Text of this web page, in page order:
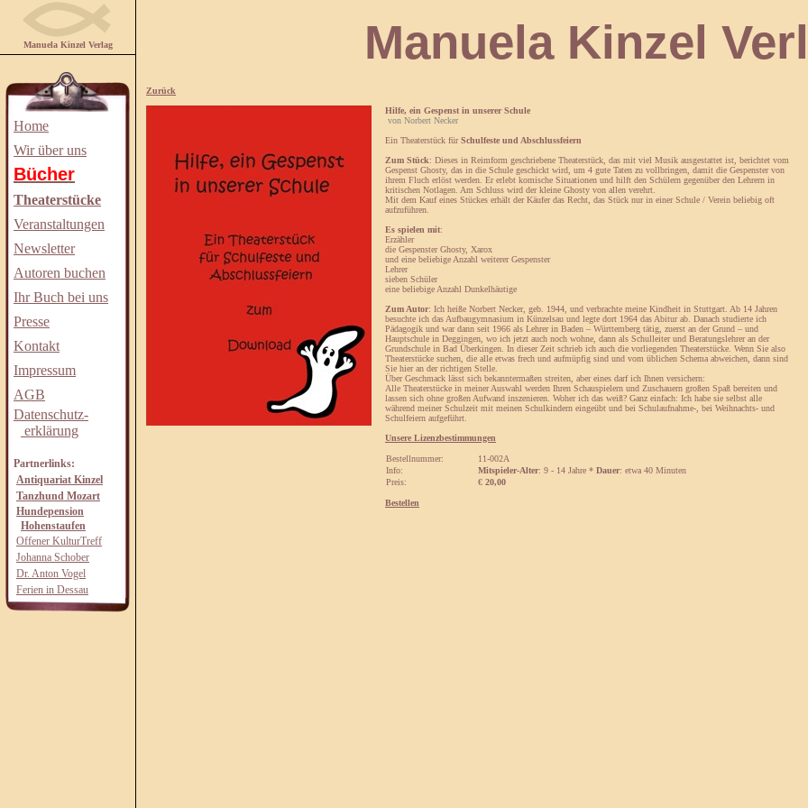
Manuela Kinzel Verlag
Home
Wir über uns
Bücher
Theaterstücke
Veranstaltungen
Newsletter
Autoren buchen
Ihr Buch bei uns
Presse
Kontakt
Impressum
AGB
Datenschutz-
erklärung
Partnerlinks:
Antiquariat Kinzel
Tanzhund Mozart
Hundepension
Hohenstaufen
Offener KulturTreff
Johanna Schober
Dr. Anton Vogel
Ferien in Dessau
Manuela Kinzel
Zurück
Hilfe, ein Gespenst in unserer Schule
von Norbert Necker
Ein Theaterstück fürSchulfeste und Abschlussfeiern
Zum Stück: Dieses in Reimform geschriebene Theaterstück, das mit viel Musik ausgestattet ist, berichtet vom
Gespenst Ghosty, das in die Schule geschickt wird, um 4 gute Taten zu vollbringen, damit die Gespenster von
ihrem Fluch erlöst werden. Er erlebt komische Situationen und hilft den Schülern gegenüber den Lehrern in
kritischen Notlagen. Am Schluss wird der kleine Ghosty von allen verehrt.
Mit dem Kauf eines Stückes erhält der Käufer das Recht, das Stück nur in einer Schule / Verein beliebig oft
aufzuführen.
Es spielen mit:
Erzähler
die Gespenster Ghosty, Xarox
und eine beliebige Anzahl weiterer Gespenster
Lehrer
sieben Schüler
eine beliebige Anzahl Dunkelhäutige
Zum Autor: Ich heiße Norbert Necker, geb. 1944, und verbrachte meine Kindheit in Stuttgart. Ab 14 Jahren
besuchte ich das Aufbaugymnasium in Künzelsau und legte dort 1964 das Abitur ab. Danach studierte ich
Pädagogik und war dann seit 1966 als Lehrer in Baden – Württemberg tätig, zuerst an der Grund – und
Hauptschule in Deggingen, wo ich jetzt auch noch wohne, dann als Schulleiter und Beratungslehrer an der
Grundschule in Bad Überkingen. In dieser Zeit schrieb ich auch die vorliegenden Theaterstücke. Wenn Sie also
Theaterstücke suchen, die alle etwas frech und aufmüpfig sind und vom üblichen Schema abweichen, dann sind
Sie hier an der richtigen Stelle.
Über Geschmack lässt sich bekanntermaßen streiten, aber eines darf ich Ihnen versichern:
Alle Theaterstücke in meiner Auswahl werden Ihren Schauspielern und Zuschauern großen Spaß bereiten und
lassen sich ohne großen Aufwand inszenieren. Woher ich das weiß? Ganz einfach: Ich habe sie selbst alle
während meiner Schulzeit mit meinen Schulkindern eingeübt und bei Schulaufnahme-, bei Weihnachts- und
Schulfeiern aufgeführt.
Unsere Lizenzbestimmungen
Bestellnummer:
11-002A
Info:
Mitspieler-Alter: 9 - 14 Jahre * Dauer: etwa 40 Minuten
Preis:
€ 20,00
Bestellen